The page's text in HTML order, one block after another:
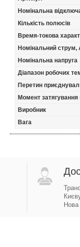
Номінальна
Кількість полюсів
Время-токова
Номінальний струм,
Номінальна напруга
Діапазон робочих
Перетин
Момент затягування
Виробник
Вага